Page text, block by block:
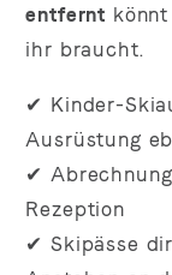
entfernt
ihr braucht.
✔ Kinder-
Ausrüstung
✔
Rezeption
✔ Skipässe